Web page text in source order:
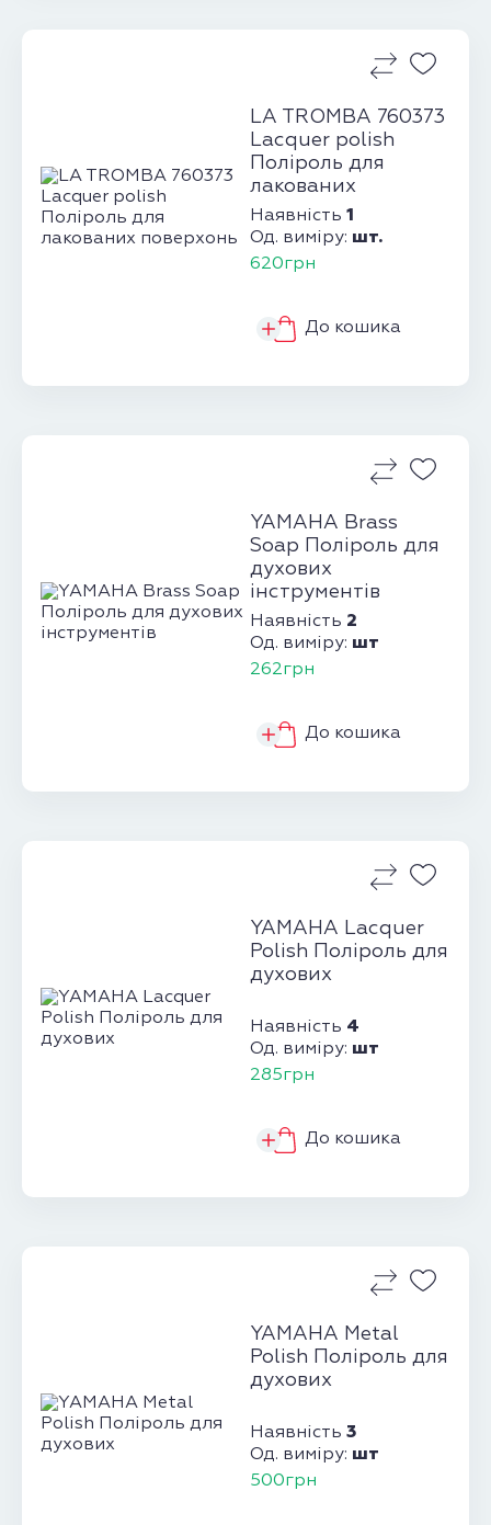
LA TROMBA 760373
Lacquer polish
Поліроль для
лакованих
поверхонь
Наявність 1
Од. виміру: шт.
620грн
До кошика
YAMAHA Brass
Soap Поліроль для
духових
інструментів
Наявність 2
Од. виміру: шт
262грн
До кошика
YAMAHA Lacquer
Polish Поліроль для
духових
Наявність 4
Од. виміру: шт
285грн
До кошика
YAMAHA Metal
Polish Поліроль для
духових
Наявність 3
Од. виміру: шт
500грн